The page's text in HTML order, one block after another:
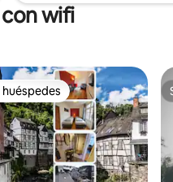
wifi